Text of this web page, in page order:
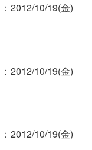
：2012/10/19(金)
：2012/10/19(金)
：2012/10/19(金)